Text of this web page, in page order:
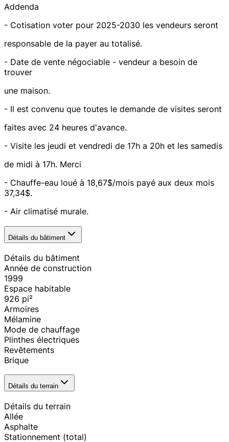
Addenda
- Cotisation voter pour 2025-2030 les vendeurs seront
responsable de la payer au totalisé.
- Date de vente négociable - vendeur a besoin de
trouver
une maison.
- Il est convenu que toutes le demande de visites seront
faites avec 24 heures d'avance.
- Visite les jeudi et vendredi de 17h a 20h et les samedis
de midi à 17h. Merci
- Chauffe-eau loué à 18,67$/mois payé aux deux mois
37,34$.
- Air climatisé murale.
Détails du bâtiment
Détails du bâtiment
Année de construction
1999
Espace habitable
926 pi²
Armoires
Mélamine
Mode de chauffage
Plinthes électriques
Revêtements
Brique
Détails du terrain
Détails du terrain
Allée
Asphalte
Stationnement (total)